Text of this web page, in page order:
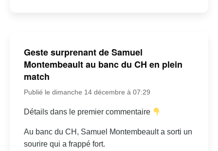
Geste surprenant de Samuel
Montembeault au banc du CH en plein
match
Publié le dimanche 14 décembre à 07:29
Détails dans le premier commentaire
Au banc du CH, Samuel Montembeault a sorti un
sourire qui a frappé fort.